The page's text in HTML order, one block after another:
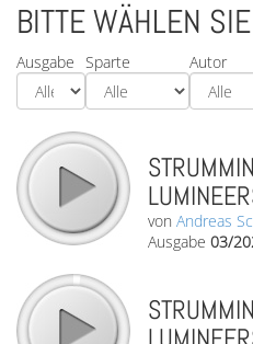
BITTE WÄHLEN
Ausgabe Sparte Autor
von Andreas
Ausgabe 03/